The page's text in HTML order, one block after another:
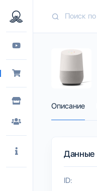
Описание
Данные
ID: